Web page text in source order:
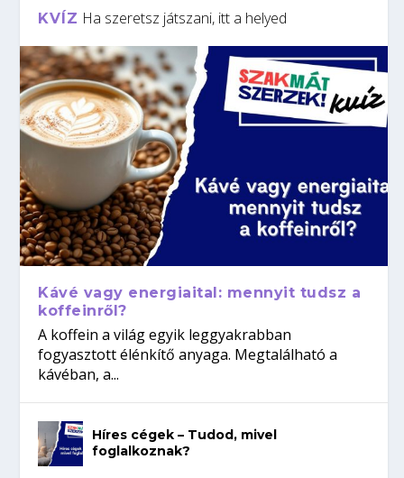
KVÍZ Ha szeretsz játszani, itt a helyed
Kávé vagy energiaital: mennyit tudsz a
koffeinről?
A koffein a világ egyik leggyakrabban
fogyasztott élénkítő anyaga. Megtalálható a
kávéban, a...
Híres cégek – Tudod, mivel
foglalkoznak?